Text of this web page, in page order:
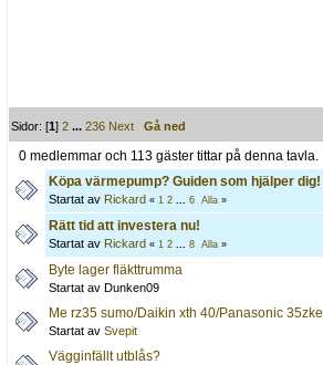
Sidor: [1]2 ...236 Next Gå ned
0 medlemmar och 113 gäster tittar på denna tavla.
Köpa värmepump? Guiden som hjälper dig!
Startat av Rickard « 1 2 6 Alla »
Rätt tid att investera nu!
Startat av Rickard « 1 2 8 Alla »
Byte lager fläkttrumma
Startat av Dunken09
Me rz35 sumo/Daikin xth 40/Panasonic 35zke
Startat av Svepit
Vägginfällt utblås?